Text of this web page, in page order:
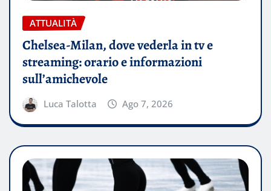
ATTUALITÀ
Chelsea-Milan, dove vederla in tv e
streaming: orario e informazioni
sull’amichevole
Luca Talotta Ago 7, 2026